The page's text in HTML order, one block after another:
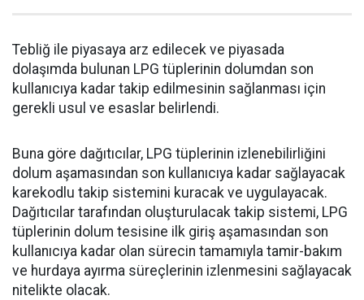
Tebliğ ile piyasaya arz edilecek ve piyasada
dolaşımda bulunan LPG tüplerinin dolumdan son
kullanıcıya kadar takip edilmesinin sağlanması için
gerekli usul ve esaslar belirlendi.
Buna göre dağıtıcılar, LPG tüplerinin izlenebilirliğini
dolum aşamasından son kullanıcıya kadar sağlayacak
karekodlu takip sistemini kuracak ve uygulayacak.
Dağıtıcılar tarafından oluşturulacak takip sistemi, LPG
tüplerinin dolum tesisine ilk giriş aşamasından son
kullanıcıya kadar olan sürecin tamamıyla tamir-bakım
ve hurdaya ayırma süreçlerinin izlenmesini sağlayacak
nitelikte olacak.